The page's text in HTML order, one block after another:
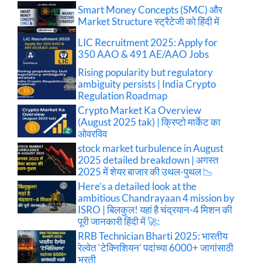
Smart Money Concepts (SMC) और
Market Structure स्ट्रैटेजी को हिंदी में
LIC Recruitment 2025: Apply for
350 AAO & 491 AE/AAO Jobs
Rising popularity but regulatory
ambiguity persists | India Crypto
Regulation Roadmap
Crypto Market Ka Overview
(August 2025 tak) | क्रिप्टो मार्केट का
ओवरविव
stock market turbulence in August
2025 detailed breakdown | अगस्त
2025 में शेयर बाजार की उथल-पुथल 📉
Here’s a detailed look at the
ambitious Chandrayaan 4 mission by
ISRO | बिलकुल! यहां है चंद्रयान-4 मिशन की
पूरी जानकारी हिंदी में 🚀:
RRB Technician Bharti 2025: भारतीय
रेल्वेत ‘टेक्निशियन’ पदांच्या 6000+ जागांसाठी
भरती